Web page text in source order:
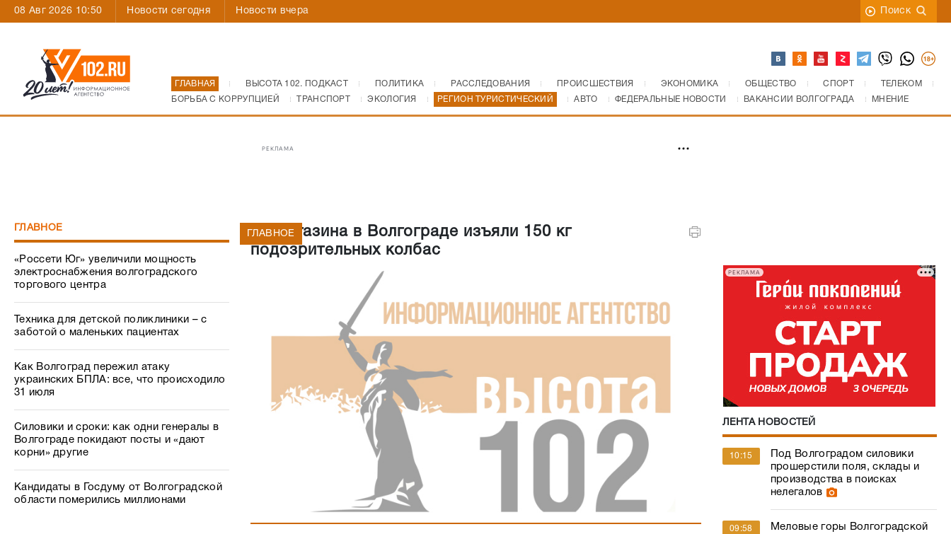
08 Авг 2026 10:50 Новости сегодня Новости вчера Поиск
ГЛАВНАЯ ВЫСОТА 102. ПОДКАСТ ПОЛИТИКА РАССЛЕДОВАНИЯ ПРОИСШЕСТВИЯ ЭКОНОМИКА ОБЩЕСТВО СПОРТ
ТЕЛЕКОМ
БОРЬБА С КОРРУПЦИЕЙ
ТРАНСПОРТ ЭКОЛОГИЯ РЕГИОН ТУРИСТИЧЕСКИЙ АВТО ФЕДЕРАЛЬНЫЕ НОВОСТИ ВАКАНСИИ ВОЛГОГРАДА МНЕНИЕ
РЕКЛАМА
ГЛАВНОЕ
«Россети Юг» увеличили мощность
электроснабжения волгоградского
торгового центра
Техника для детской поликлиники – с
заботой о маленьких пациентах
Как Волгоград пережил атаку
украинских БПЛА: все, что происходило
31 июля
Силовики и сроки: как одни генералы в
Волгограде покидают посты и «дают
корни» другие
Кандидаты в Госдуму от Волгоградской
области померились миллионами
Из магазина в Волгограде изъяли 150 кг
подозрительных колбас
ГЛАВНОЕ
РЕКЛАМА
ЛЕНТА НОВОСТЕЙ
10:15
Под Волгоградом силовики
прошерстили поля, склады и
производства в поисках
нелегалов
09:58
Меловые горы Волгоградской